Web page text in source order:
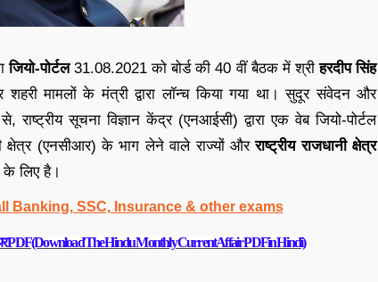
जियो-पोर्टल31.08.2021 को बोर्ड की 40 वीं बैठक में श्रीहरदीप सिंह
मामलों के मंत्री द्वारा लॉन्च किया गया था। सुदूर संवेदन और
राष्ट्रीय सूचना विज्ञान केंद्र (एनआईसी) द्वारा एक वेब जियो-पोर्टल
क्षेत्र (एनसीआर) के भाग लेने वाले राज्यों औरराष्ट्रीय राजधानी क्षेत्र
के लिए है।
Banking, SSC, Insurance & other exams
PDF (Download The Hindu Monthly Current Affair PDF in Hindi)